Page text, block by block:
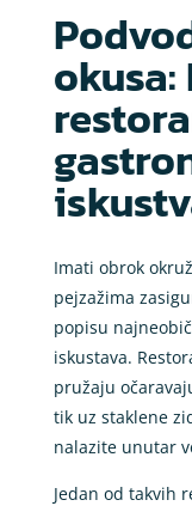
Imati obrok
pejzažima
popisu
iskustava.
pružaju
tik uz staklene
nalazite unutar
Jedan od takvih